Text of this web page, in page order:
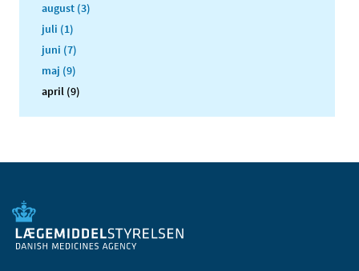
august (3)
juli (1)
juni (7)
maj (9)
april (9)